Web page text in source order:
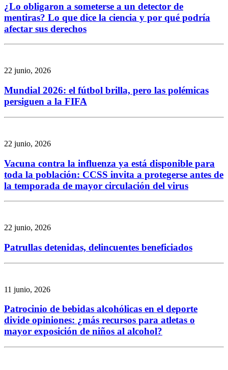
¿Lo obligaron a someterse a un detector de
mentiras? Lo que dice la ciencia y por qué podría
afectar sus derechos
22 junio, 2026
Mundial 2026: el fútbol brilla, pero las polémicas
persiguen a la FIFA
22 junio, 2026
Vacuna contra la influenza ya está disponible para
toda la población: CCSS invita a protegerse antes de
la temporada de mayor circulación del virus
22 junio, 2026
Patrullas detenidas, delincuentes beneficiados
11 junio, 2026
Patrocinio de bebidas alcohólicas en el deporte
divide opiniones: ¿más recursos para atletas o
mayor exposición de niños al alcohol?